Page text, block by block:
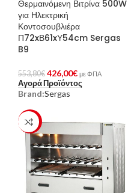
Θερμαινόμενη Βιτρίνα 500W
για Ηλεκτρική
Κοντοσουβλιέρα
Π72xΒ61xΥ54cm Sergas
B9
553,80€ 426,00€ με ΦΠΑ
Αγορά Προϊόντος
Brand:Sergas
-23%